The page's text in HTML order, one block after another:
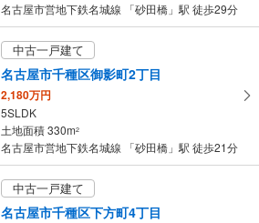
名古屋市営地下鉄名城線 「砂田橋」駅 徒歩29分
中古一戸建て
名古屋市千種区御影町2丁目
2,180万円
5SLDK
土地面積 330m2
名古屋市営地下鉄名城線 「砂田橋」駅 徒歩21分
中古一戸建て
名古屋市千種区下方町4丁目